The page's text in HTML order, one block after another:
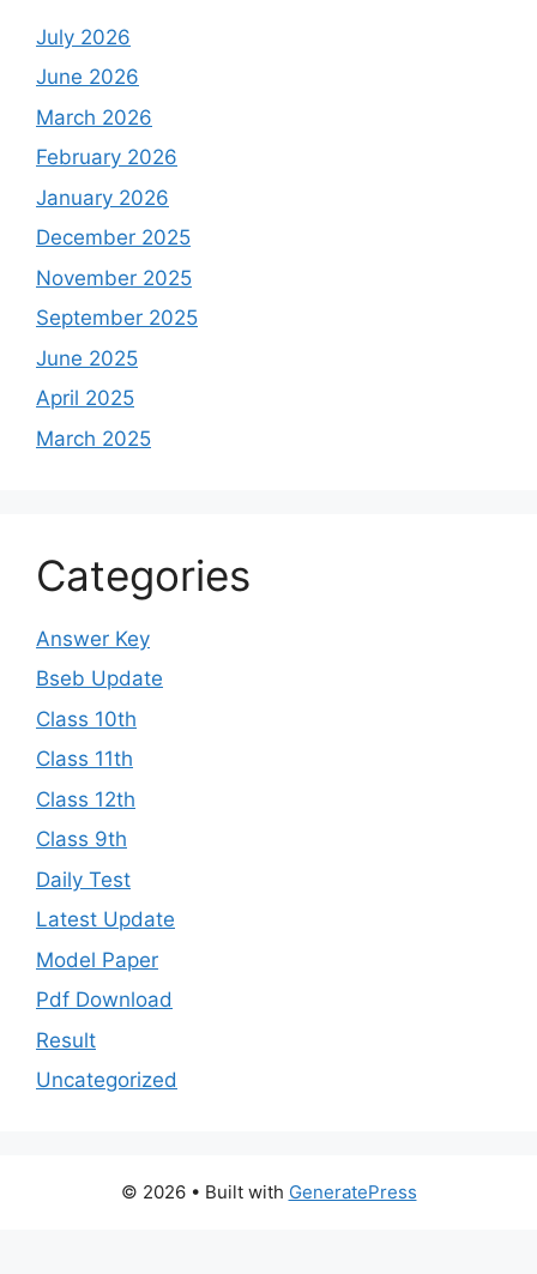
July 2026
June 2026
March 2026
February 2026
January 2026
December 2025
November 2025
September 2025
June 2025
April 2025
March 2025
Categories
Answer Key
Bseb Update
Class 10th
Class 11th
Class 12th
Class 9th
Daily Test
Latest Update
Model Paper
Pdf Download
Result
Uncategorized
© 2026 • Built with GeneratePress